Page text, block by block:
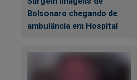
Bolsonaro chegando de
ambulância em Hospital